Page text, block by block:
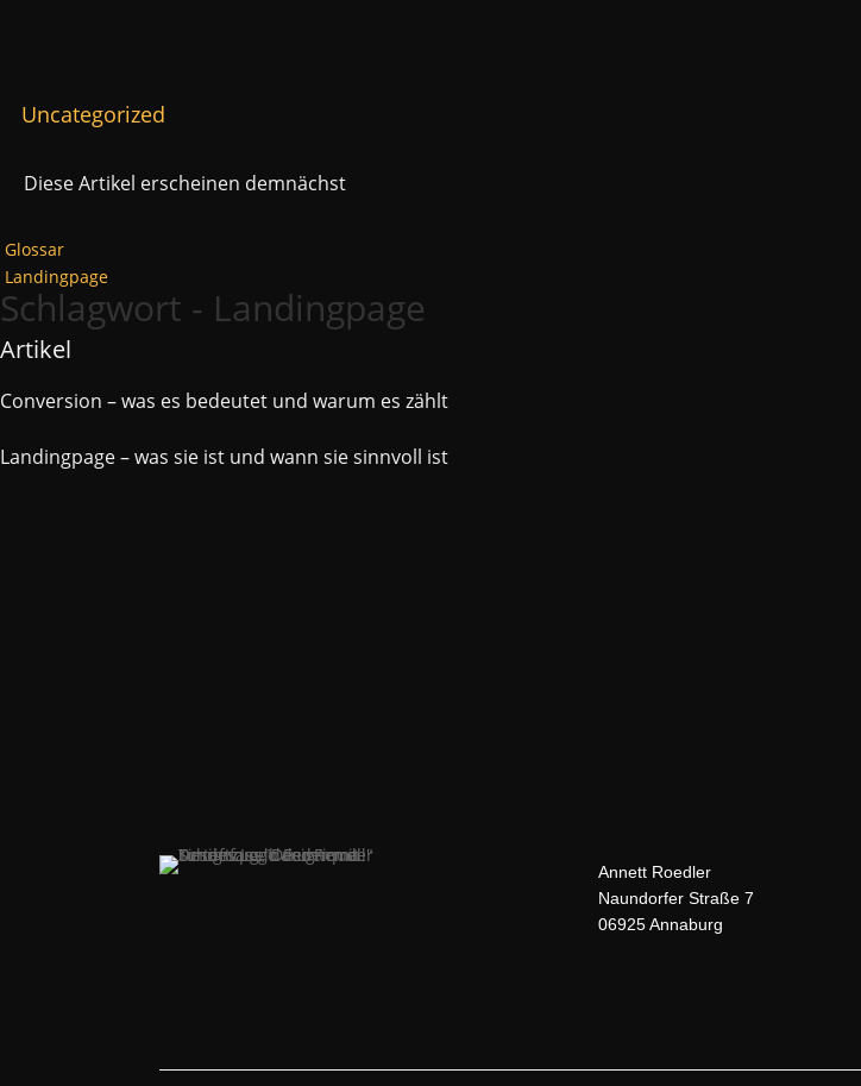
Uncategorized
Diese Artikel erscheinen demnächst
Glossar
Landingpage
Schlagwort - Landingpage
Artikel
Conversion – was es bedeutet und warum es zählt
Landingpage – was sie ist und wann sie sinnvoll ist
Annett Roedler
Naundorfer Straße 7
06925 Annaburg